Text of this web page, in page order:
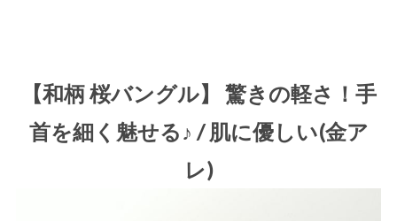
【和柄 桜バングル】 驚きの軽さ！手
首を細く魅せる♪ / 肌に優しい(金ア
レ)